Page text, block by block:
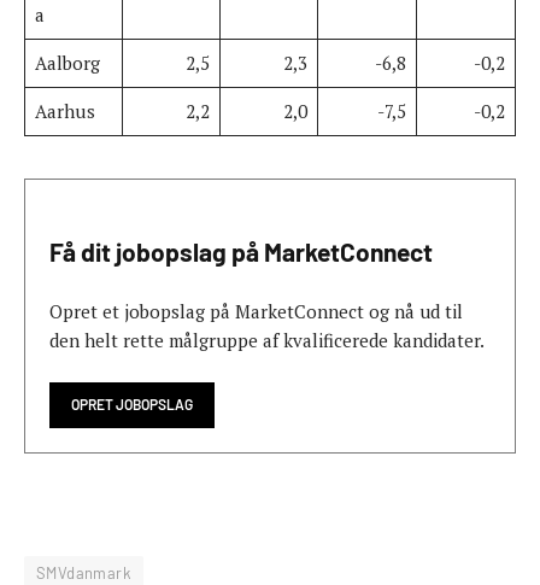
a
Aalborg 2,5 2,3 -6,8
-0,2
Aarhus
2,2 2,0 -7,5 -0,2
Få dit jobopslag på MarketConnect
Opret et jobopslag på MarketConnect og nå ud til
den helt rette målgruppe af kvalificerede kandidater.
OPRET JOBOPSLAG
SMVdanmark